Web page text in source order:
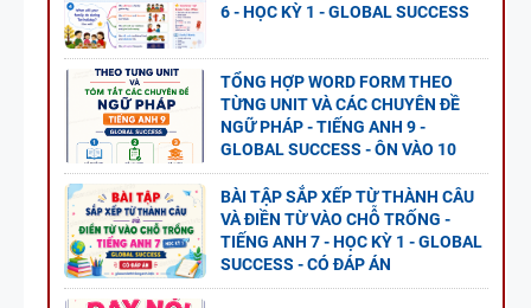
6 - HỌC KỲ 1 - GLOBAL SUCCESS
TỔNG HỢP WORD FORM THEO
TỪNG UNIT VÀ CÁC CHUYÊN ĐỀ
NGỮ PHÁP - TIẾNG ANH 9 -
GLOBAL SUCCESS - ÔN VÀO 10
BÀI TẬP SẮP XẾP TỪ THÀNH CÂU
VÀ ĐIỀN TỪ VÀO CHỖ TRỐNG -
TIẾNG ANH 7 - HỌC KỲ 1 - GLOBAL
SUCCESS - CÓ ĐÁP ÁN